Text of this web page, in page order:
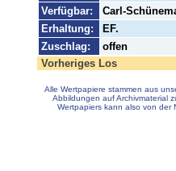
Verfügbar:
Carl-
Erhaltung:
EF.
Zuschlag:
offen
Vorheriges Los
Alle Wertpapiere stammen aus
Abbildungen auf Archivmaterial
Wertpapiers kann also von der